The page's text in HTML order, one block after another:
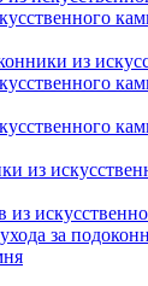
из
из
за